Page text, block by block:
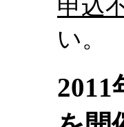
申込
い。
2011